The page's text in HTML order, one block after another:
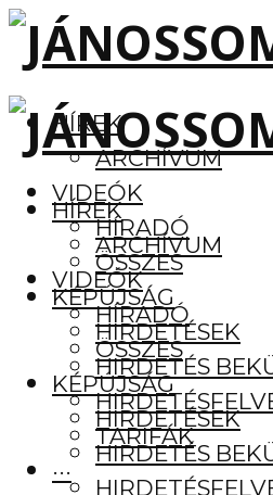
HÍREK
ARCHÍVUM
VIDEÓK
HÍRADÓ
ÖSSZES
KÉPÚJSÁG
HIRDETÉSEK
HIRDETÉS
TARIFÁK
···
HÍREK
ARCHÍVUM
VIDEÓK
HÍRADÓ
ÖSSZES
KÉPÚJSÁG
HIRDETÉSEK
HIRDETÉS